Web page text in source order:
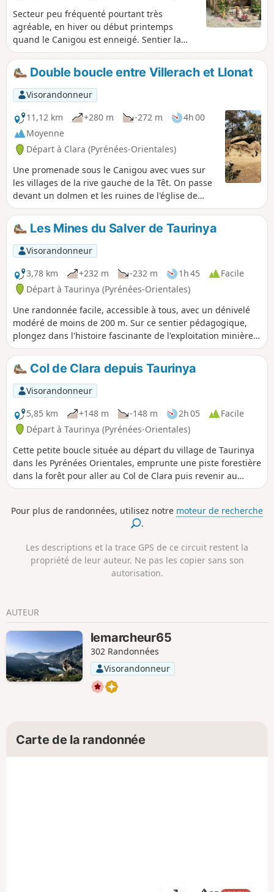
Secteur peu fréquenté pourtant très
agréable, en hiver ou début printemps
quand le Canigou est enneigé. Sentier la
plupart du temps balisé et très bien
marqué.Double boucle entre Villerach et Llonat
Visorandonneur
11,12 km
+280 m -272 m
4h 00
Moyenne
Départ à Clara (Pyrénées-Orientales)
Une promenade sous le Canigou avec vues sur
les villages de la rive gauche de la Têt. On passe
devant un dolmen et les ruines de l'église de
l'ancien village. Aucune difficulté. À faire en
toutes saisons.
Les Mines du Salver de Taurinya
Visorandonneur
3,78 km
+232 m -232 m 1h 45
Facile
Départ à Taurinya (Pyrénées-Orientales)
Une randonnée facile, accessible à tous, avec un dénivelé
modéré de moins de 200 m. Sur ce sentier pédagogique,
plongez dans l'histoire fascinante de l'exploitation minière
locale à travers de nombreux panneaux explicatifs et
vestiges qui témoignent de ce riche passé.
Col de Clara depuis Taurinya
Visorandonneur
5,85 km
+148 m -148 m 2h 05
Facile
Départ à Taurinya (Pyrénées-Orientales)
Cette petite boucle située au départ du village de Taurinya
dans les Pyrénées Orientales, emprunte une piste forestière
dans la forêt pour aller au Col de Clara puis revenir au
village. Paysage de forêt en moyenne montagne. Agréable
Pour plus de randonnées, utilisez notre moteur de recherche
.
Les descriptions et la trace GPS de ce circuit restent la
propriété de leur auteur. Ne pas les copier sans son
autorisation.
AUTEUR
lemarcheur65
302 Randonnées
Visorandonneur
Carte de la randonnée